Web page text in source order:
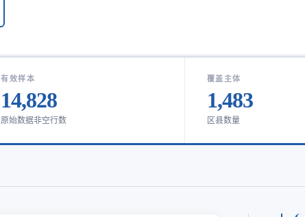
有效样本
14,828
原始数据非空行数
覆盖主体
1,483
区县数量